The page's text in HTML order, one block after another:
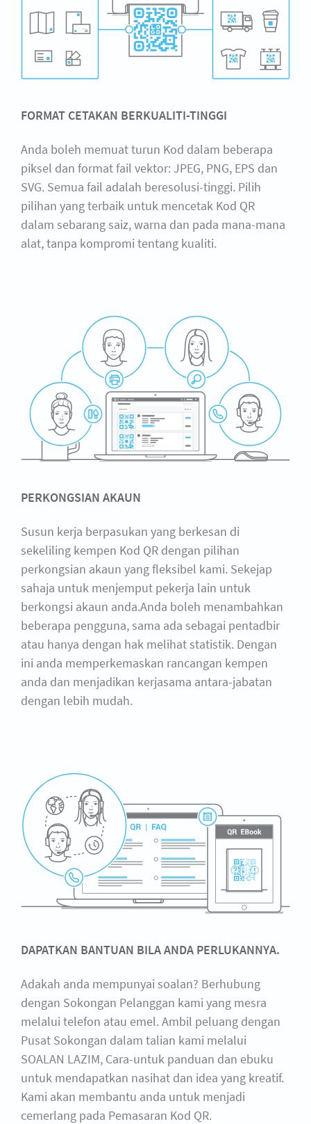
FORMAT CETAKAN BERKUALITI-TINGGI
Anda boleh memuat turun Kod dalam beberapa
piksel dan format fail vektor: JPEG, PNG, EPS dan
SVG. Semua fail adalah beresolusi-tinggi. Pilih
pilihan yang terbaik untuk mencetak Kod QR
dalam sebarang saiz, warna dan pada mana-mana
alat, tanpa kompromi tentang kualiti.
PERKONGSIAN AKAUN
Susun kerja berpasukan yang berkesan di
sekeliling kempen Kod QR dengan pilihan
perkongsian akaun yang fleksibel kami. Sekejap
sahaja untuk menjemput pekerja lain untuk
berkongsi akaun anda.Anda boleh menambahkan
beberapa pengguna, sama ada sebagai pentadbir
atau hanya dengan hak melihat statistik. Dengan
ini anda memperkemaskan rancangan kempen
anda dan menjadikan kerjasama antara-jabatan
dengan lebih mudah.
DAPATKAN BANTUAN BILA ANDA PERLUKANNYA.
Adakah anda mempunyai soalan? Berhubung
dengan Sokongan Pelanggan kami yang mesra
melalui telefon atau emel. Ambil peluang dengan
Pusat Sokongan dalam talian kami melalui
SOALAN LAZIM, Cara-untuk panduan dan ebuku
untuk mendapatkan nasihat dan idea yang kreatif.
Kami akan membantu anda untuk menjadi
cemerlang pada Pemasaran Kod QR.